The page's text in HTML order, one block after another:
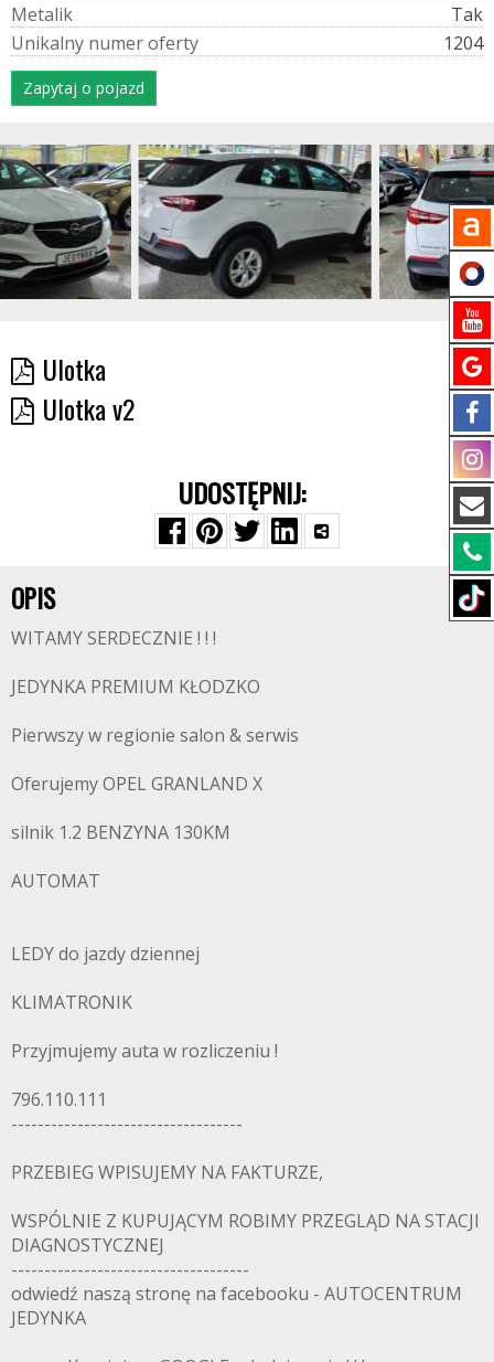
Metalik
Tak
Unikalny numeroferty 1204
Zapytaj o pojazd
Ulotka
Ulotka v2
UDOSTĘPNIJ:
OPIS
WITAMY SERDECZNIE ! ! !
JEDYNKA PREMIUM KŁODZKO
Pierwszy w regionie salon & serwis
Oferujemy OPEL GRANLAND X
silnik 1.2 BENZYNA 130KM
AUTOMAT
LEDY do jazdy dziennej
KLIMATRONIK
Przyjmujemy auta w rozliczeniu !
796.110.111
-----------------------------------
PRZEBIEG WPISUJEMY NA FAKTURZE,
WSPÓLNIE Z KUPUJĄCYM ROBIMY PRZEGLĄD NA STACJI
DIAGNOSTYCZNEJ
------------------------------------
odwiedź naszą stronę na facebooku - AUTOCENTRUM
JEDYNKA